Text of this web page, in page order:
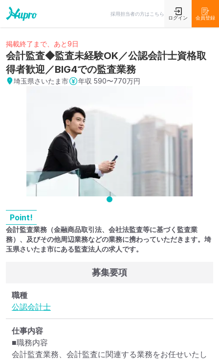
採用担当者の方はこちら
ログイン 会員登録
掲載終了まで、あと9日
会計監査◆監査未経験OK／公認会計士資格取
得者歓迎／BIG4での監査業務
埼玉県さいたま市 年収 590〜770万円
Point!
会計監査業務（金融商品取引法、会社法監査等に基づく監査業
務）、及びその他周辺業務などの業務に携わっていただきます。埼
玉県さいたま市にある監査法人の求人です。
募集要項
職種
公認会計士
仕事内容
■職務内容
会計監査業務、会計監査に関連する業務をお任せいたし